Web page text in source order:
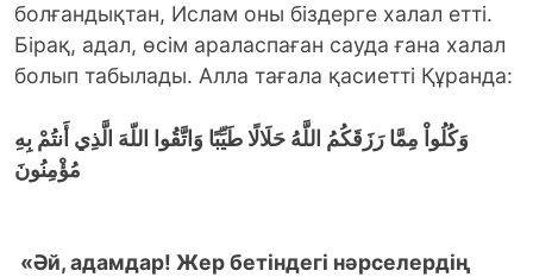
болғандықтан, Ислам оны біздерге халал етті.
Бірақ, адал, өсім араласпаған сауда ғана халал
болып табылады. Алла тағала қасиетті Құранда:
وَكُلُواْ مِمَّا رَزَقَكُمُ اللَّهُ حَلَالًا طَيِّبًا وَاتَّقُوا اللّهَ الَّذِي أَنتُمْ بِهِ
مُؤْمِنُونَ
«Әй, адамдар! Жер бетіндегі нәрселердің